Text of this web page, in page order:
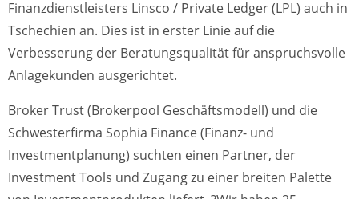
Finanzdienstleisters Linsco / Private Ledger (LPL) auch in
Tschechien an. Dies ist in erster Linie auf die
Verbesserung der Beratungsqualität für anspruchsvolle
Anlagekunden ausgerichtet.
Broker Trust (Brokerpool Geschäftsmodell) und die
Schwesterfirma Sophia Finance (Finanz- und
Investmentplanung) suchten einen Partner, der
Investment Tools und Zugang zu einer breiten Palette